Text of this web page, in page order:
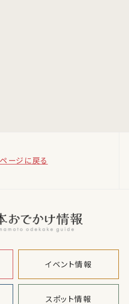
ージに戻る
イベント情報
スポット情報